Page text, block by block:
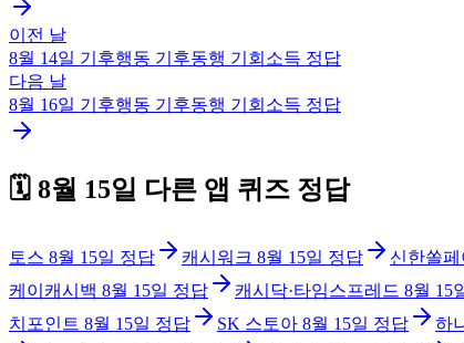
이전 날
8월 14일 기후행동 기후동행 기회소득 정답
다음 날
8월 16일 기후행동 기후동행 기회소득 정답
🗓️ 8월 15일 다른 앱 퀴즈 정답
토스 8월 15일 정답 캐시워크 8월 15일 정답 신한쏠페
케이캐시백 8월 15일 정답 캐시닥·타임스프레드 8월 15
치포인트 8월 15일 정답 SK 스토아 8월 15일 정답 하